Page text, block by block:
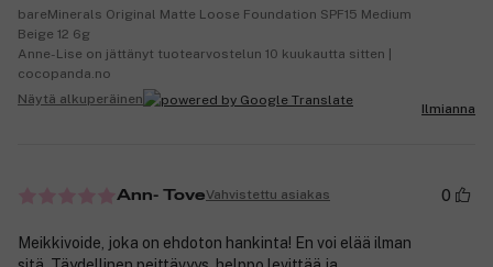
bareMinerals Original Matte Loose Foundation SPF15 Medium
Beige 12 6g
Anne-Lise on jättänyt tuotearvostelun 10 kuukautta sitten |
cocopanda.no
Näytä alkuperäinen
Ilmianna
Ann- ToveVahvistettu asiakas 0
Meikkivoide, joka on ehdoton hankinta! En voi elää ilman